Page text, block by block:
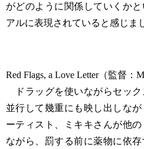
がどのように関係していくか
アルに表現されていると感じま
Red Flags, a Love Letter（監督：
ドラッグを使いながらセック
並行して幾重にも映し出しな
ーティスト、ミキキさんが他
ながら、罰する前に薬物に依